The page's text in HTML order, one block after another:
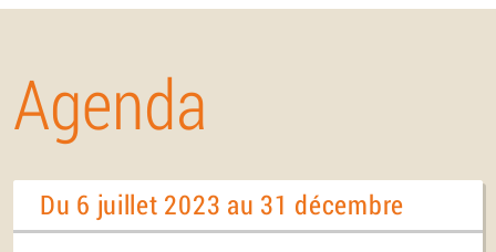
Agenda
Du 6 juillet 2023 au 31 décembre